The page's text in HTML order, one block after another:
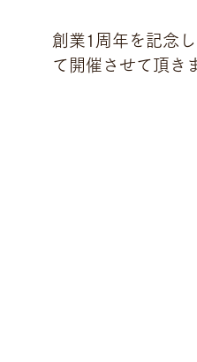
創業1周年を記念
て開催させて頂き